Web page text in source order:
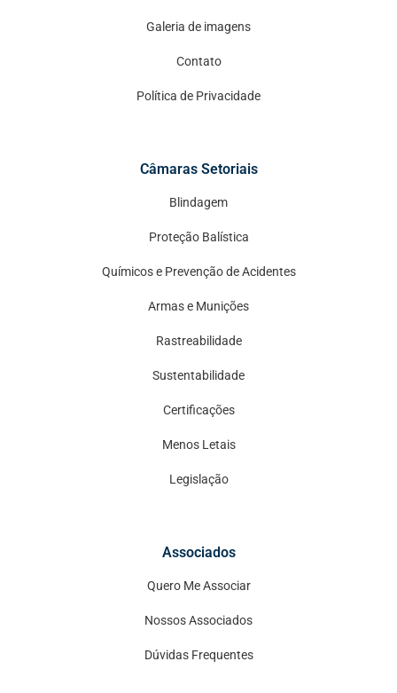
Galeria de imagens
Contato
Política de Privacidade
Câmaras Setoriais
Blindagem
Proteção Balística
Químicos e Prevenção de Acidentes
Armas e Munições
Rastreabilidade
Sustentabilidade
Certificações
Menos Letais
Legislação
Associados
Quero Me Associar
Nossos Associados
Dúvidas Frequentes